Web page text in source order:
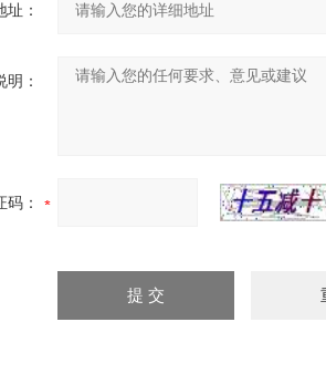
址：
明：
码：